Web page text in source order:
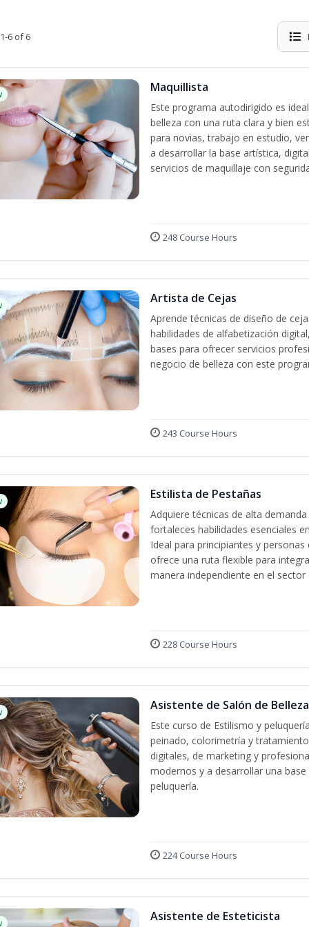
6 of 6
Maquillista
Este programa autodirigido es
belleza con una ruta clara y bien
para novias, trabajo en estudio,
a desarrollar la base artística,
servicios de maquillaje con
248 Course Hours
Artista de Cejas
Aprende técnicas de diseño de
habilidades de alfabetización
bases para ofrecer servicios
negocio de belleza con este
243 Course Hours
Estilista de Pestañas
Adquiere técnicas de alta
fortaleces habilidades esenciales
Ideal para principiantes y
ofrece una ruta flexible para
manera independiente en el sector
228 Course Hours
Asistente de Salón de Belleza
Este curso de Estilismo y
peinado, colorimetría y
digitales, de marketing y
modernos y a desarrollar una
peluquería.
224 Course Hours
Asistente de Esteticista